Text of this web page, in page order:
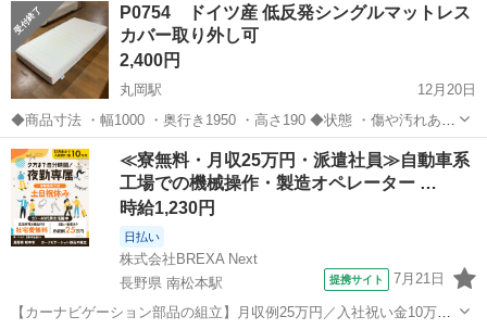
環境保護に貢献することです。厳選されたリサイクル品を取り扱い、
どなたでも手に取りやすい価格で提供...
P0754 ドイツ産 低反発シングルマットレス
カバー取り外し可
2,400円
丸岡駅
12月20日
◆商品寸法 ・幅1000 ・奥行き1950 ・高さ190 ◆状態 ・傷や汚れあり
ヘタリなし、シミあり ※配送設置時は別途5000円頂きます。 ◆注
意事項 目視出来る限りの傷、イタミは写...
福井 坂井市 丸岡駅 ベッド 商品
≪寮無料・月収25万円・派遣社員≫自動車系
工場での機械操作・製造オペレーター …
時給1,230円
日払い
株式会社BREXA Next
長野県 南松本駅
提携サイト 7月21日
【カーナビゲーション部品の組立】月収例25万円／入社祝い金10万